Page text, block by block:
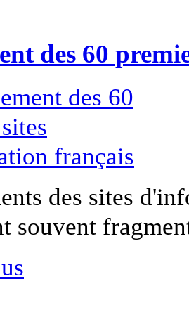
des 60
des sites
souvent